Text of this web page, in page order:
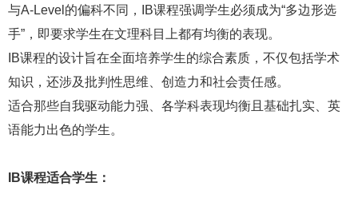
与A-Level的偏科不同，IB课程强调学生必须成为“多边形选
手”，即要求学生在文理科目上都有均衡的表现。
IB课程的设计旨在全面培养学生的综合素质，不仅包括学术
知识，还涉及批判性思维、创造力和社会责任感。
适合那些自我驱动能力强、各学科表现均衡且基础扎实、英
语能力出色的学生。
IB课程适合学生：